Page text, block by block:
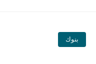
بنوك